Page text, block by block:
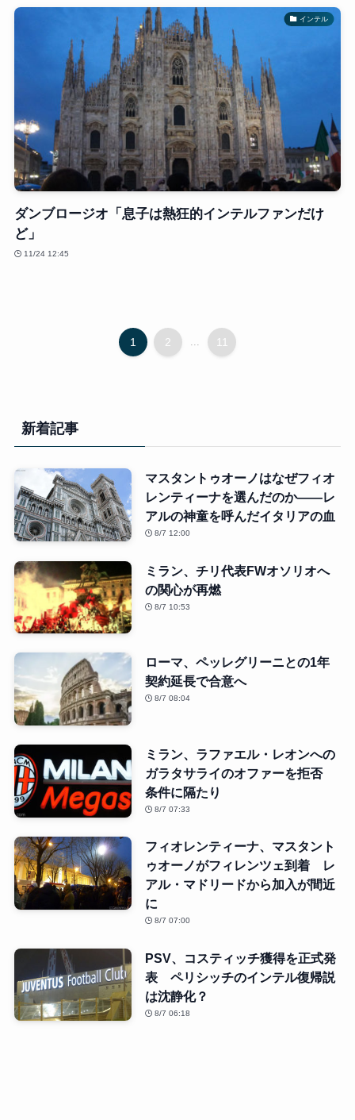
インテル
ダンブロージオ「息子は熱狂的インテルファンだけ
ど」
11/24 12:45
1 2 ... 11
新着記事
マスタントゥオーノはなぜフィオ
レンティーナを選んだのか――レ
アルの神童を呼んだイタリアの血
8/7 12:00
ミラン、チリ代表FWオソリオへ
の関心が再燃
8/7 10:53
ローマ、ペッレグリーニとの1年
契約延長で合意へ
8/7 08:04
ミラン、ラファエル・レオンへの
ガラタサライのオファーを拒否
条件に隔たり
8/7 07:33
フィオレンティーナ、マスタント
ゥオーノがフィレンツェ到着 レ
アル・マドリードから加入が間近
に
8/7 07:00
PSV、コスティッチ獲得を正式発
表 ペリシッチのインテル復帰説
は沈静化？
8/7 06:18